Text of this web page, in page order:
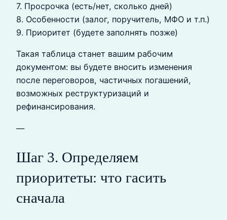
7. Просрочка (есть/нет, сколько дней)
8. Особенности (залог, поручитель, МФО и т.п.)
9. Приоритет (будете заполнять позже)
Такая таблица станет вашим рабочим
документом: вы будете вносить изменения
после переговоров, частичных погашений,
возможных реструктуризаций и
рефинансирования.
—
Шаг 3. Определяем
приоритеты: что гасить
сначала